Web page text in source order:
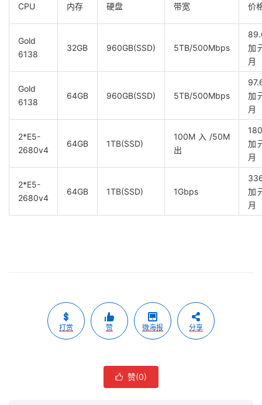
CPU 内存 硬盘 带宽 价
Gold
6138
32GB 960GB(SSD) 5TB/500Mbps
加
月
Gold
6138
64GB 960GB(SSD) 5TB/500Mbps
加
月
2*E5-
2680v4
64GB 1TB(SSD)
100M入/50M
出
180
加
月
2*E5-
2680v4
64GB 1TB(SSD) 1Gbps
加
月
打赏 赞 微海报 分享
 赞(0)